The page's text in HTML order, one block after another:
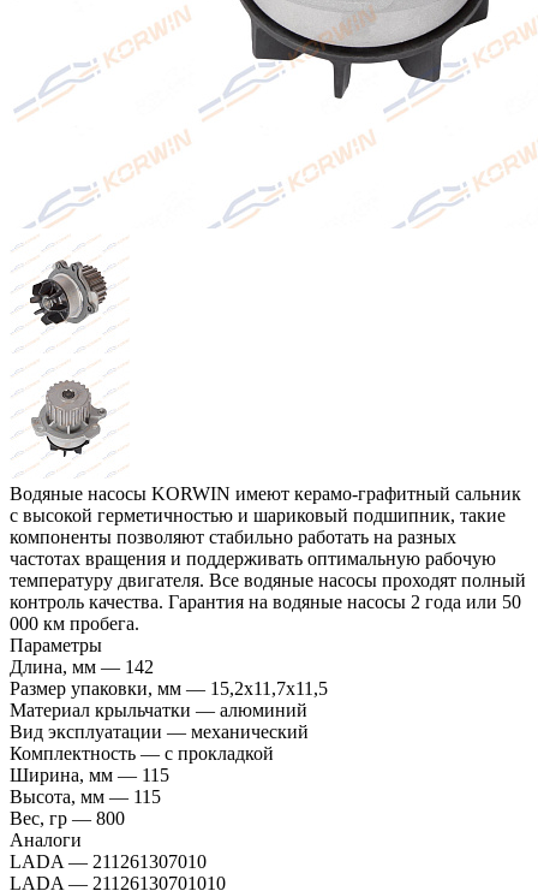
Водяные насосы KORWIN имеют керамо-графитный сальник
с высокой герметичностью и шариковый подшипник, такие
компоненты позволяют стабильно работать на разных
частотах вращения и поддерживать оптимальную рабочую
температуру двигателя. Все водяные насосы проходят полный
контроль качества. Гарантия на водяные насосы 2 года или 50
000 км пробега.
Параметры
Длина, мм — 142
Размер упаковки, мм — 15,2x11,7x11,5
Материал крыльчатки — алюминий
Вид эксплуатации — механический
Комплектность — с прокладкой
Ширина, мм — 115
Высота, мм — 115
Вес, гр — 800
Аналоги
LADA — 211261307010
LADA — 21126130701010